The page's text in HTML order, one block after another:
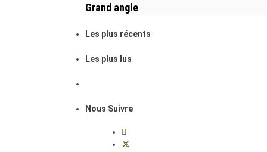
Grand angle
Les plus récents
Les plus lus
Nous Suivre